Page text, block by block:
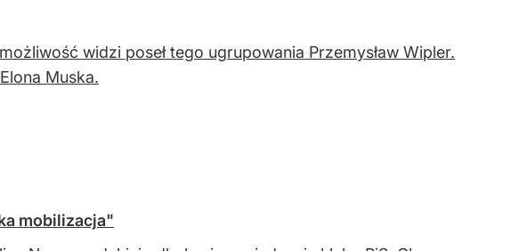
widzi poseł tego ugrupowania Przemysław Wipler.
Muska.
mobilizacja"